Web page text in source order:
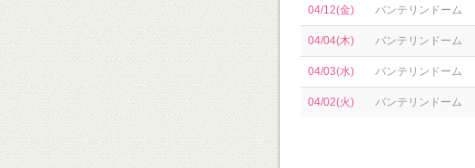
04/12(金) バンテリンドーム
04/04(木) バンテリンドーム
04/03(水) バンテリンドーム
04/02(火) バンテリンドーム